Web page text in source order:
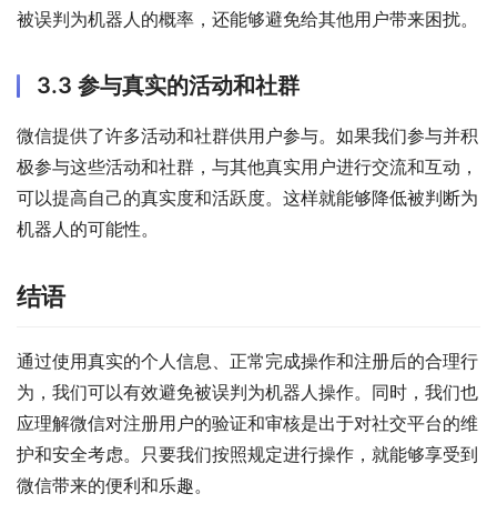
被误判为机器人的概率，还能够避免给其他用户带来困扰。
3.3 参与真实的活动和社群
微信提供了许多活动和社群供用户参与。如果我们参与并积
极参与这些活动和社群，与其他真实用户进行交流和互动，
可以提高自己的真实度和活跃度。这样就能够降低被判断为
机器人的可能性。
结语
通过使用真实的个人信息、正常完成操作和注册后的合理行
为，我们可以有效避免被误判为机器人操作。同时，我们也
应理解微信对注册用户的验证和审核是出于对社交平台的维
护和安全考虑。只要我们按照规定进行操作，就能够享受到
微信带来的便利和乐趣。